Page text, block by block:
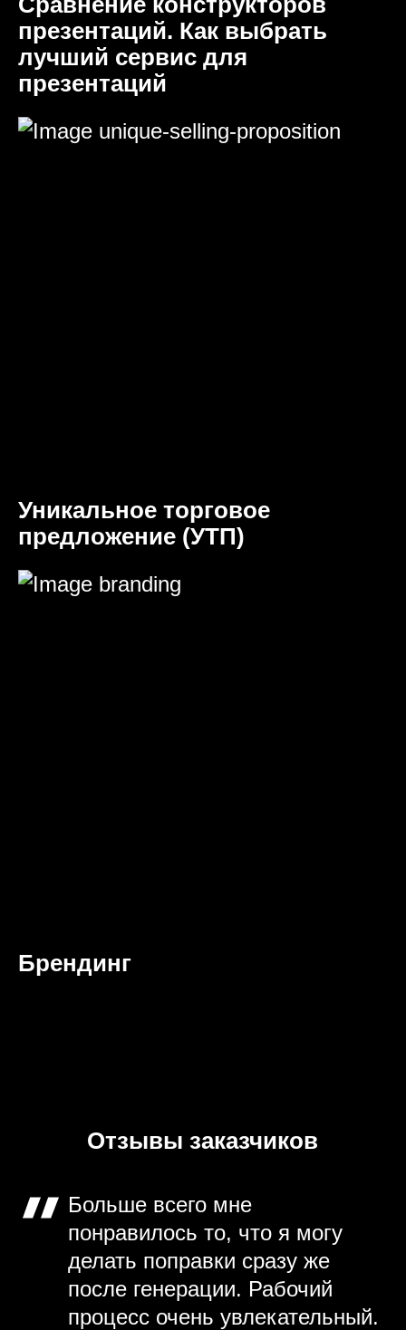
презентаций. Как выбрать
лучший сервис для
презентаций
Уникальное торговое
предложение (УТП)
Брендинг
Отзывы заказчиков
Больше всего мне
понравилось то, что я могу
делать поправки сразу же
после генерации. Рабочий
процесс очень увлекательный.